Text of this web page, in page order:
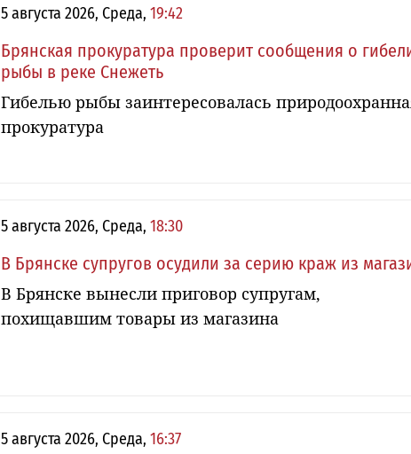
5 августа 2026, Среда, 19:42
Брянская прокуратура проверит сообщения о
рыбы в реке Снежеть
Гибелью рыбы заинтересовалась
прокуратура
5 августа 2026, Среда, 18:30
В Брянске супругов осудили за серию краж из
В Брянске вынесли приговор супругам,
похищавшим товары из магазина
5 августа 2026, Среда, 16:37